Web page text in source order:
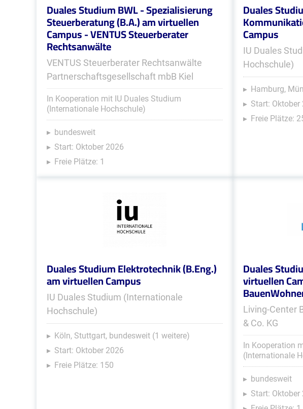
Duales Studium BWL - Spezialisierung
Steuerberatung (B.A.) am virtuellen
Campus - VENTUS Steuerberater
Rechtsanwälte
VENTUS Steuerberater Rechtsanwälte
Partnerschaftsgesellschaft mbB Kiel
In Kooperation mit IU Duales Studium
(Internationale Hochschule)
bundesweit
Start: Oktober 2026
Freie Plätze: 1
Duales
Campus
IU Duales
Hochschule)
Hamburg,
Start: Oktober
Freie Plätze:
Duales Studium Elektrotechnik (B.Eng.)
am virtuellen Campus
IU Duales Studium (Internationale
Hochschule)
Köln, Stuttgart, bundesweit (1 weitere)
Start: Oktober 2026
Freie Plätze: 150
Duales
virtuellen
Living-Center
& Co. KG
In Kooperation
(Internationale
bundesweit
Start: Oktober